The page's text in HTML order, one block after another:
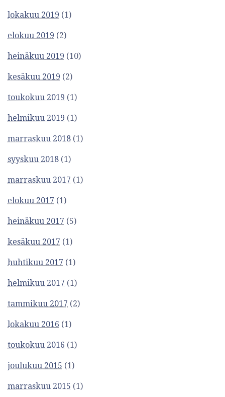
lokakuu 2019 (1)
elokuu 2019 (2)
heinäkuu 2019 (10)
kesäkuu 2019 (2)
toukokuu 2019 (1)
helmikuu 2019 (1)
marraskuu 2018 (1)
syyskuu 2018 (1)
marraskuu 2017 (1)
elokuu 2017 (1)
heinäkuu 2017 (5)
kesäkuu 2017 (1)
huhtikuu 2017 (1)
helmikuu 2017 (1)
tammikuu 2017 (2)
lokakuu 2016 (1)
toukokuu 2016 (1)
joulukuu 2015 (1)
marraskuu 2015 (1)